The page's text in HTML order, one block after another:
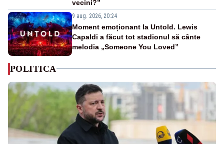
vecini?”
9 aug. 2026, 20:24
Moment emoționant la Untold. Lewis
Capaldi a făcut tot stadionul să cânte
melodia „Someone You Loved”
POLITICA